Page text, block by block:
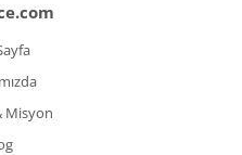
Misyon